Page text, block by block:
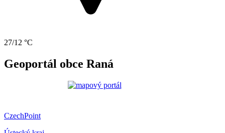
27/12 °C
Geoportál obce Raná
CzechPoint